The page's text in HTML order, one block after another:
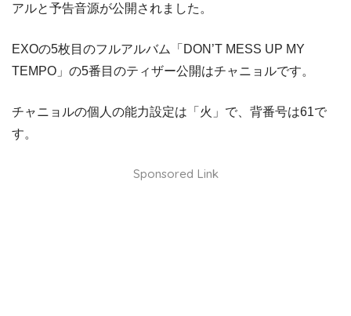
アルと予告音源が公開されました。
EXOの5枚目のフルアルバム「DON’T MESS UP MY
TEMPO」の5番目のティザー公開はチャニョルです。
チャニョルの個人の能力設定は「火」で、背番号は61で
す。
Sponsored Link